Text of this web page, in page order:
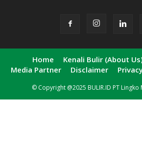
Home Kenali Bulir (About
Media Partner
Disclaimer
© Copyright @2025 BULIR.ID PT